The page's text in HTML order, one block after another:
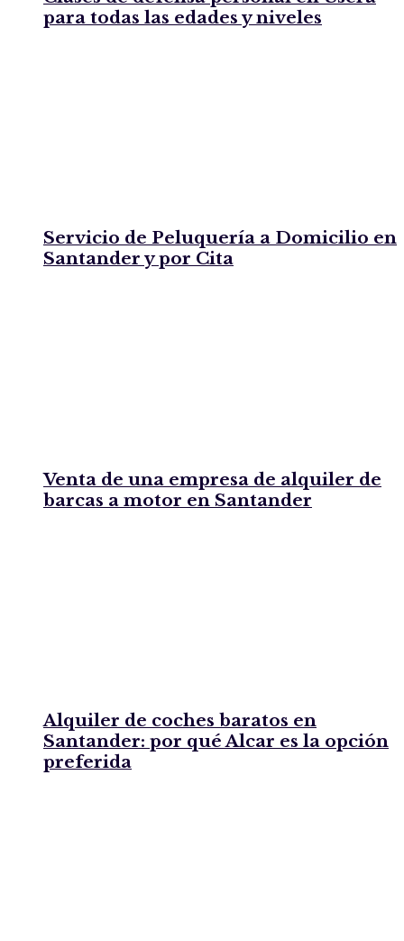
para todas las edades y niveles
Servicio de Peluquería a Domicilio en
Santander y por Cita
Venta de una empresa de alquiler de
barcas a motor en Santander
Alquiler de coches baratos en
Santander: por qué Alcar es la opción
preferida